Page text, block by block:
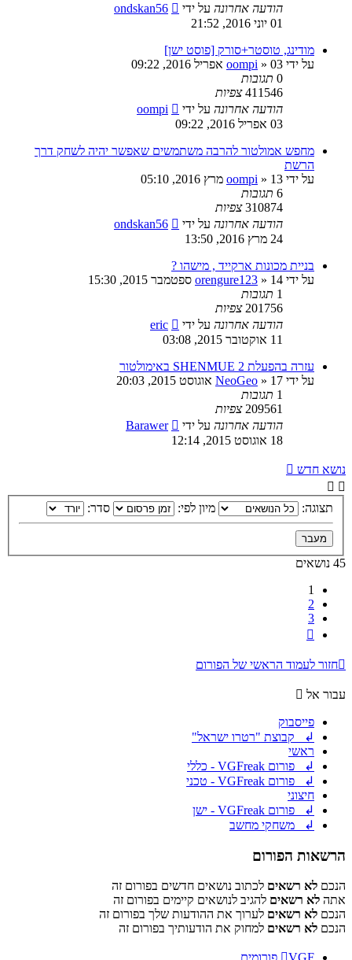
הודעה אחרונה על ידי
ondskan56
01 יוני 2016, 21:52
מודינג, טוסטר+סורק [פוסט ישן]
על ידי
oompi » 03 אפריל 2016, 09:22
0 תגובות
411546 צפיות
הודעה אחרונה על ידי
oompi
03 אפריל 2016, 09:22
מחפש אמולטור להרבה משתמשים שאפשר יהיה לשחק דרך
הרשת
על ידי
oompi » 13 מרץ 2016, 05:10
6 תגובות
310874 צפיות
הודעה אחרונה על ידי
ondskan56
24 מרץ 2016, 13:50
בניית מכונות ארקייד , מישהו ?
על ידי
orengure123 » 14 ספטמבר 2015, 15:30
1 תגובות
201756 צפיות
הודעה אחרונה על ידי
eric
11 אוקטובר 2015, 03:08
עזרה בהפעלת SHENMUE 2 באימולטור
על ידי
NeoGeo » 17 אוגוסט 2015, 20:03
1 תגובות
209561 צפיות
הודעה אחרונה על ידי
Barawer
18 אוגוסט 2015, 12:14
נושא חדש
תצוגה: מיון לפי: סדר:
45 נושאים
1
2
3
חזור לעמוד הראשי של הפורום
עבור אל
פייסבוק
↲ קבוצת "רטרו ישראל"
ראשי
↲ פורום VGFreak - כללי
↲ פורום VGFreak - טכני
חיצוני
↲ פורום VGFreak - ישן
↲ משחקי מחשב
הרשאות הפורום
הנכם לא רשאים לכתוב נושאים חדשים בפורום זה
אתה לא רשאים להגיב לנושאים קיימים בפורום זה
הנכם לא רשאים לערוך את ההודעות שלך בפורום זה
הנכם לא רשאים למחוק את הודעותיך בפורום זה